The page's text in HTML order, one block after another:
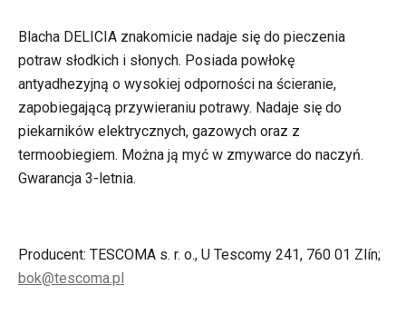
Blacha DELICIA znakomicie nadaje się do pieczenia
potraw słodkich i słonych. Posiada powłokę
antyadhezyjną o wysokiej odporności na ścieranie,
zapobiegającą przywieraniu potrawy. Nadaje się do
piekarników elektrycznych, gazowych oraz z
termoobiegiem. Można ją myć w zmywarce do naczyń.
Gwarancja 3-letnia.
Producent: TESCOMA s. r. o., U Tescomy 241, 760 01 Zlín;
bok@tescoma.pl